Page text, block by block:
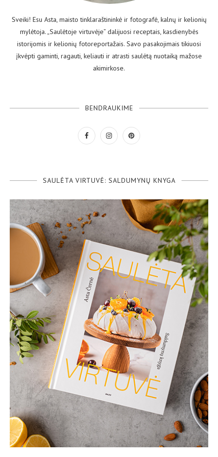
Sveiki! Esu Asta, maisto tinklaraštininkė ir fotografė, kalnų ir kelionių
mylėtoja. „Saulėtoje virtuvėje” dalijuosi receptais, kasdienybės
istorijomis ir kelionių fotoreportažais. Savo pasakojimais tikiuosi
įkvėpti gaminti, ragauti, keliauti ir atrasti saulėtą nuotaiką mažose
akimirkose.
BENDRAUKIME
SAULĖTA VIRTUVĖ: SALDUMYNŲ KNYGA